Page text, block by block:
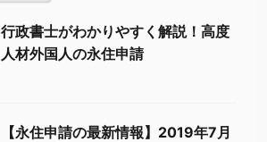
行政書士がわかりやすく解説！高度
人材外国人の永住申請
【永住申請の最新情報】2019年7月